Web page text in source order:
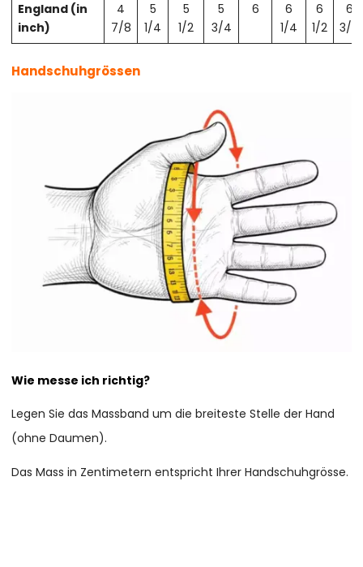
England (in
inch)
4
7/8
5
1/4
5
1/2
5
3/4
6
6
1/4
6
1/2
6
3/4
Handschuhgrössen
Wie messe ich richtig?
Legen Sie das Massband um die breiteste Stelle der Hand
(ohne Daumen).
Das Mass in Zentimetern entspricht Ihrer Handschuhgrösse.